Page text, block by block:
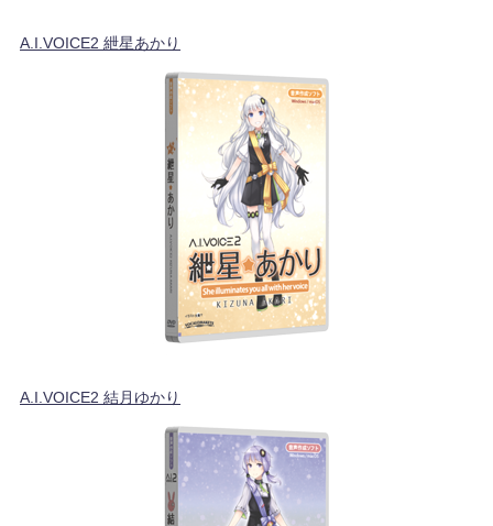
A.I.VOICE2 紲星あかり
A.I.VOICE2 結月ゆかり